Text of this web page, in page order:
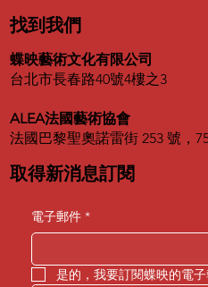
找到我們
蝶映藝術文化有限公司
台北市長春路40號4樓之3
ALEA法國藝術協會
法國巴黎聖奧諾雷街 253 號，
取得新消息訂閱
電子郵件 *
是的，我要訂閱蝶映的電子